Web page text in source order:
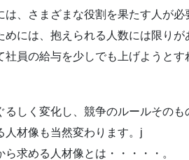
、さまざまな役割を果たす人が必
には、抱えられる人数には限りが
社員の給与を少しでも上げようと
しく変化し、競争のルールそのも
人材像も当然変わります。j
求める人材像とは・・・・・。